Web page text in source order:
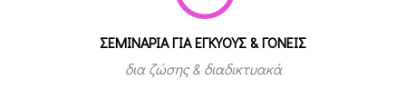
ΣΕΜΙΝΑΡΙΑ ΓΙΑ ΕΓΚΥΟΥΣ & ΓΟΝΕΙΣ
δια ζώσης & διαδικτυακά